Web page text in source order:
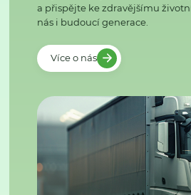
a přispějte ke zdravějšímu
nás i budoucí generace.
Více o nás